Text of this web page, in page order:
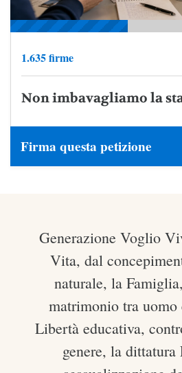
1.635 firme
Non imbavagliamo la
Firma questa petizione
Generazione Voglio
Vita, dal
naturale, la
matrimonio tra uomo
Libertà educativa,
genere, la